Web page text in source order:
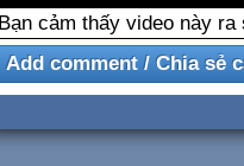
Bạn cảm thấy video này